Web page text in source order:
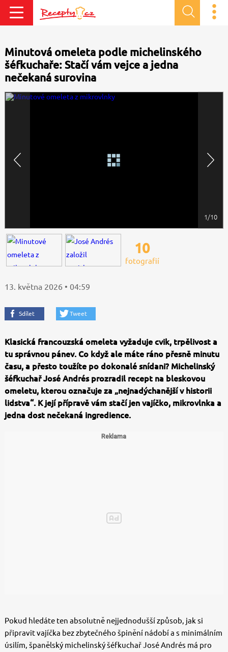
Minutová omeleta podle michelinského
šéfkuchaře: Stačí vám vejce a jedna
nečekaná surovina
1/10
10
fotografií
13. května 2026 • 04:59
Sdílet Tweet
Klasická francouzská omeleta vyžaduje cvik, trpělivost a
tu správnou pánev. Co když ale máte ráno přesně minutu
času, a přesto toužíte po dokonalé snídani? Michelinský
šéfkuchař José Andrés prozradil recept na bleskovou
omeletu, kterou označuje za „nejnadýchanější v historii
lidstva“. K její přípravě vám stačí jen vajíčko, mikrovlnka a
jedna dost nečekaná ingredience.
Pokud hledáte ten absolutně nejjednodušší způsob, jak si
připravit vajíčka bez zbytečného špinění nádobí a s minimálním
úsilím, španělský michelinský šéfkuchař José Andrés má pro